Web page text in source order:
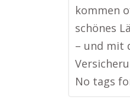
kommen
schönes
– und mit
No tags